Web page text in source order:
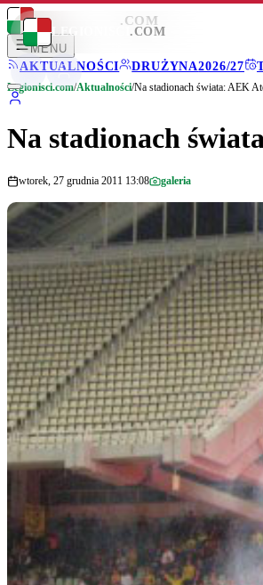
LEGIONISCI .COM
MENU
AKTUALNOŚCI
DRUŻYNA2026/27
LEGIONISCI .COM
Legionisci.com/Aktualności/Na stadionach świata: AEK
Na stadionach
wtorek, 27 grudnia 2011 13:08 galeria